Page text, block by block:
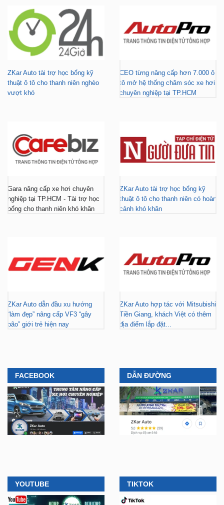
ZKar Auto tài trợ học bổng kỹ
thuật ô tô cho thanh niên nghèo
vượt khó
CEO từng nâng cấp hơn 7.000 ô
tô mở hệ thống chăm sóc xe hơi
chuyên nghiệp tại TP.HCM
Gara nâng cấp xe hơi chuyên
nghiệp tại TP.HCM - Tài trợ học
bổng cho thanh niên khó khăn
ZKar Auto tài trợ học bổng kỹ
thuật ô tô cho thanh niên có hoàn
cảnh khó khăn
ZKar Auto dẫn đầu xu hướng
“làm đẹp” nâng cấp VF3 “gây
bão” giới trẻ hiện nay
ZKar Auto hợp tác với Mitsubishi
Tiền Giang, khách Việt có thêm
địa điểm lắp đặt...
FACEBOOK DẪN ĐƯỜNG
YOUTUBE TIKTOK